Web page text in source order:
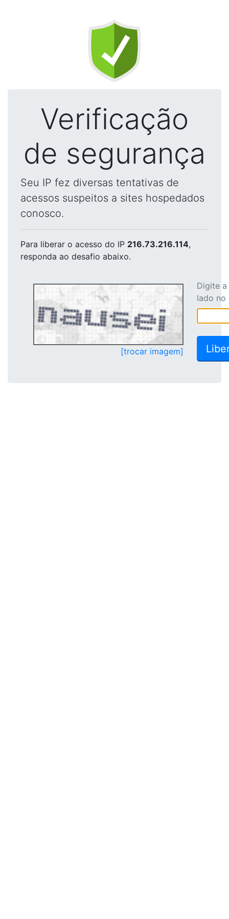
Verificação
de segurança
Seu IP fez diversas tentativas de
acessos suspeitos a sites hospedados
conosco.
Para liberar o acesso do IP 216.73.216.114,
responda ao desafio abaixo.
[trocar imagem]
Digite
lado no